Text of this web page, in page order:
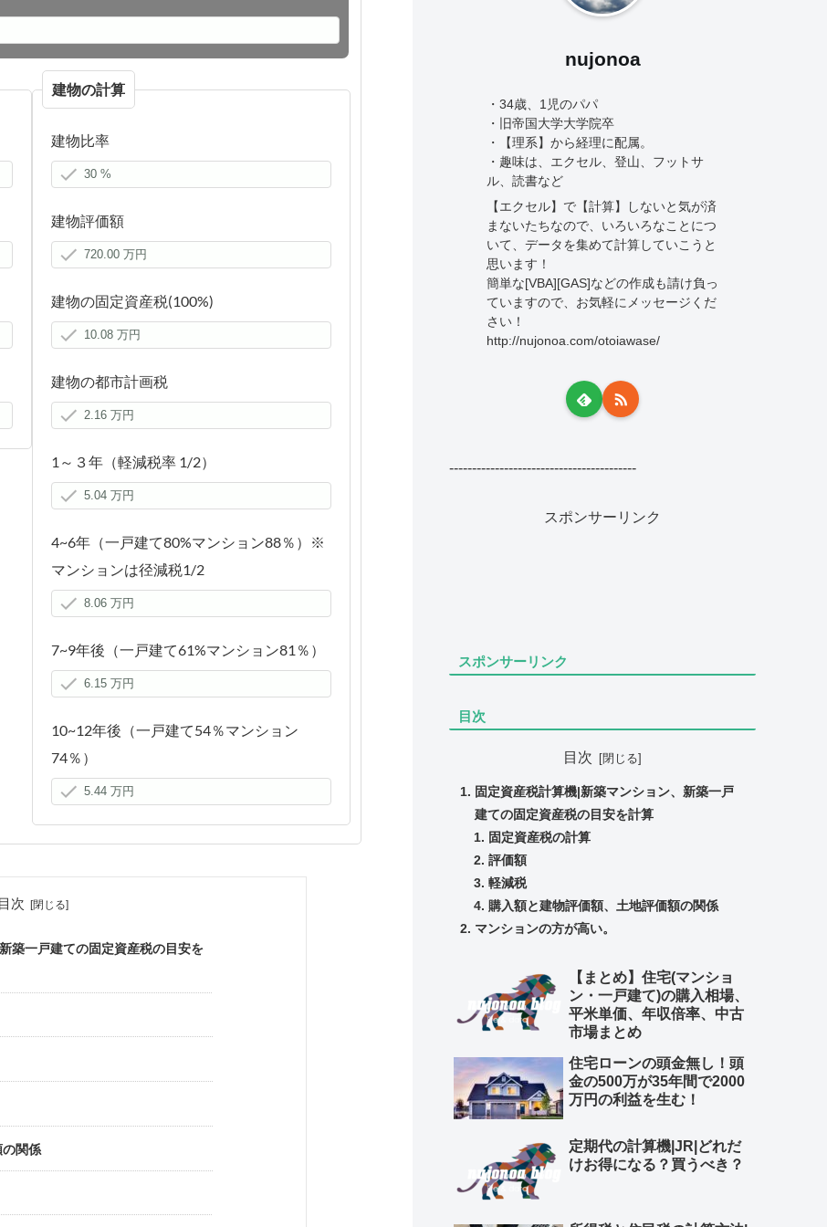
建物の計算
建物比率
建物評価額
建物の固定資産税(100%)
建物の都市計画税
1～３年（軽減税率 1/2）
4~6年（一戸建て80%マンション88％）※
マンションは径減税1/2
7~9年後（一戸建て61%マンション81％）
10~12年後（一戸建て54％マンション
74％）
目次
築一戸建ての固定資産税の目安を
関係
nujonoa
・34歳、1児のパパ
・旧帝国大学大学院卒
・【理系】から経理に配属。
・趣味は、エクセル、登山、フットサ
ル、読書など
【エクセル】で【計算】しないと気が済
まないたちなので、いろいろなことにつ
いて、データを集めて計算していこうと
思います！
簡単な[VBA][GAS]などの作成も請け負っ
ていますので、お気軽にメッセージくだ
さい！
http://nujonoa.com/otoiawase/
-----------------------------------------
スポンサーリンク
スポンサーリンク
目次
目次
固定資産税計算機|新築マンション、新築一戸
建ての固定資産税の目安を計算
固定資産税の計算
評価額
軽減税
購入額と建物評価額、土地評価額の関係
マンションの方が高い。
【まとめ】住宅(マンショ
ン・一戸建て)の購入相場、
平米単価、年収倍率、中古
市場まとめ
住宅ローンの頭金無し！頭
金の500万が35年間で2000
万円の利益を生む！
定期代の計算機|JR|どれだ
けお得になる？買うべき？